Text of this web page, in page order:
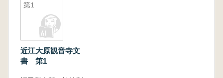
第1
近江大原観音寺文
書 第1